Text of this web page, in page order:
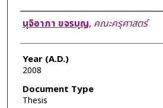
Author
นุจิอาภา ขจรบุญ, คณะครุศาสตร์
Year (A.D.)
2008
Document Type
Thesis